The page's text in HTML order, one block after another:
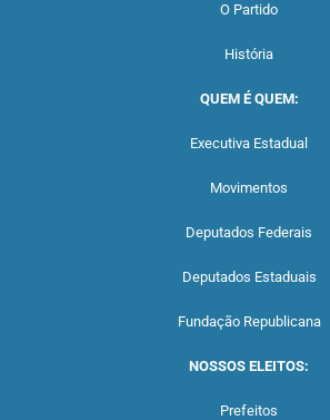
O Partido
História
QUEM É QUEM:
Executiva Estadual
Movimentos
Deputados Federais
Deputados Estaduais
Fundação Republicana
NOSSOS ELEITOS:
Prefeitos